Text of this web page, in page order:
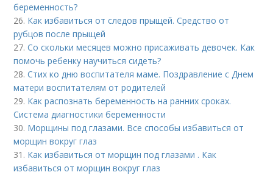
беременность?
26. Как избавиться от следов прыщей. Средство от
рубцов после прыщей
27.Со скольки месяцев можно присаживать девочек. Как
помочь ребенку научиться сидеть?
28.Стих ко дню воспитателя маме. Поздравление с Днем
матери воспитателям от родителей
29. Как распознать беременность на ранних сроках.
Система диагностики беременности
30. Морщины под глазами. Все способы избавиться от
морщин вокруг глаз
31. Как избавиться от морщин под глазами . Как
избавиться от морщин вокруг глаз